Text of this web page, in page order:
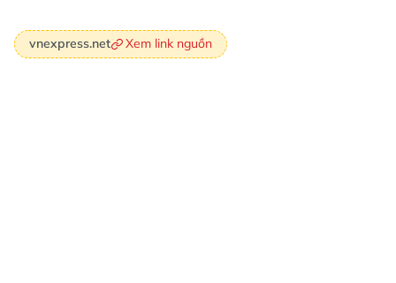
vnexpress.net Xem link nguồn